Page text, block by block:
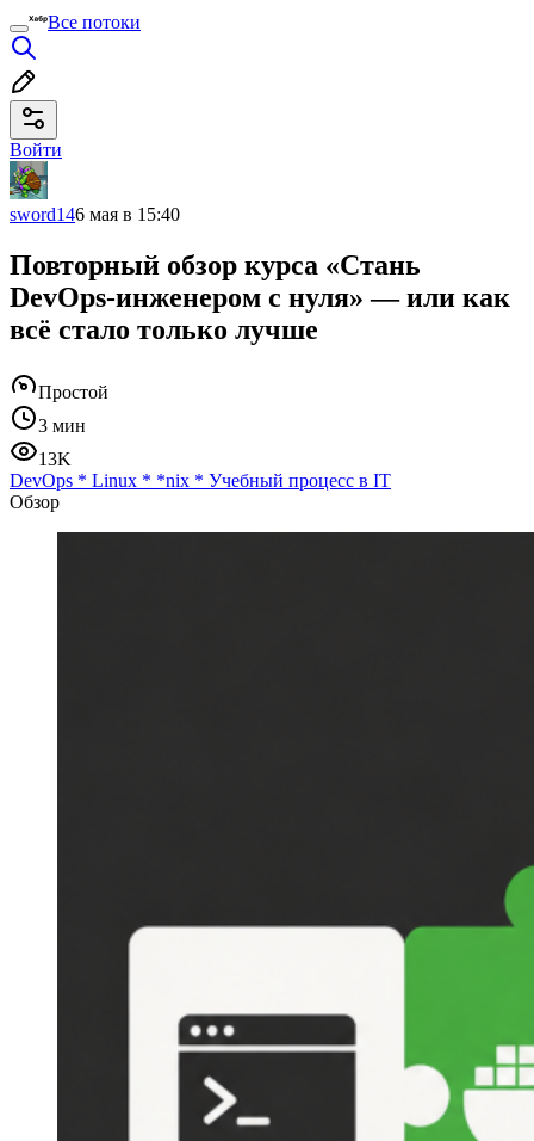
Все потоки
Войти
sword146 мая в 15:40
Повторный обзор курса «Стань
DevOps-инженером с нуля» — или как
всё стало только лучше
Простой
3 мин
13K
DevOps * Linux * *nix * Учебный процесс в IT
Обзор